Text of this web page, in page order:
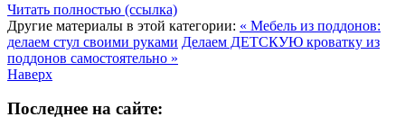
Читать полностью (ссылка)
Другие материалы в этой категории: « Мебель из поддонов:
делаем стул своими руками Делаем ДЕТСКУЮ кроватку из
поддонов самостоятельно »
Наверх
Последнее на сайте: